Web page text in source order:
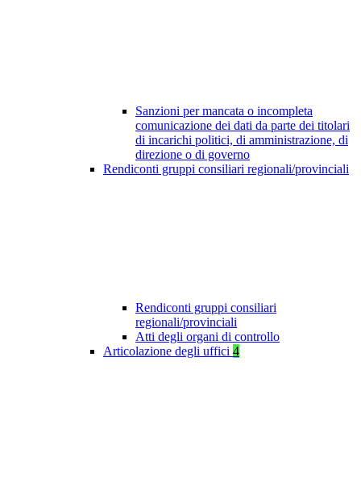
Sanzioni per mancata o incompleta
comunicazione dei dati da parte dei titolari
di incarichi politici, di amministrazione, di
direzione o di governo
Rendiconti gruppi consiliari regionali/provinciali
Rendiconti gruppi consiliari
regionali/provinciali
Atti degli organi di controllo
Articolazione degli uffici 4